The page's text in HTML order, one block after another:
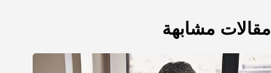
مقالات مشابهة